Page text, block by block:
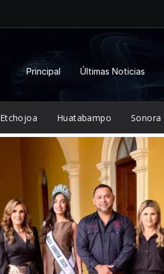
Principal Últimas Noticias
Etchojoa Huatabampo Sonora